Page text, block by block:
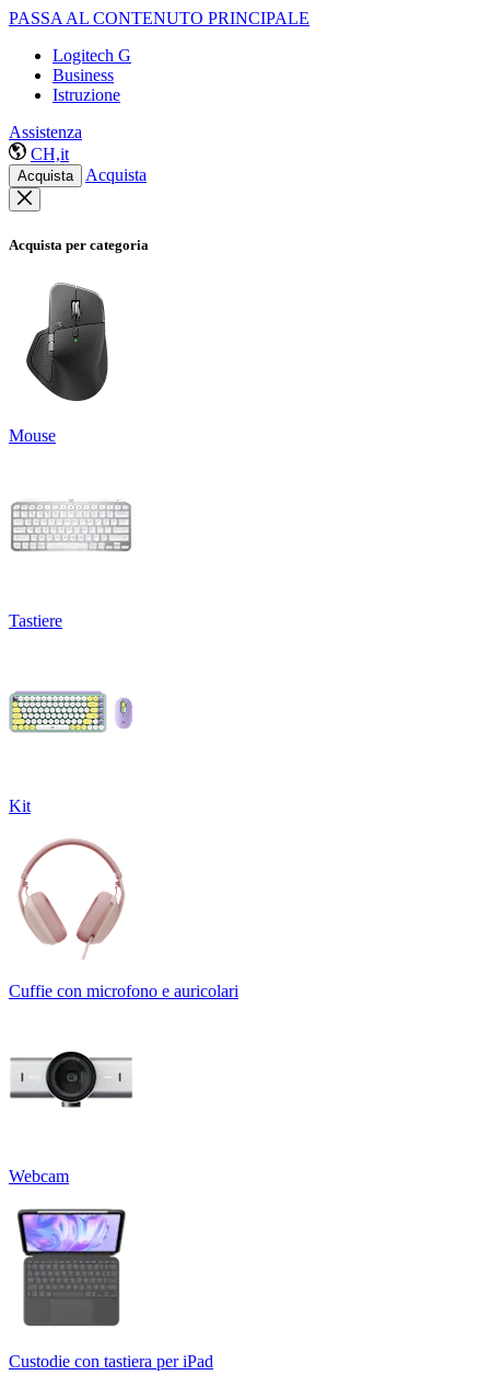
PASSA AL CONTENUTO PRINCIPALE
Logitech G
Business
Istruzione
Assistenza
CH,it
Acquista Acquista
Acquista per categoria
Mouse
Tastiere
Kit
Cuffie con microfono e auricolari
Webcam
Custodie con tastiera per iPad